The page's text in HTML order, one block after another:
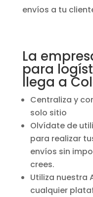
envíos a tu
La
para
llega a
Centraliza y
solo sitio
Olvídate de
para realizar
envíos sin
crees.
Utiliza nuestra
cualquier